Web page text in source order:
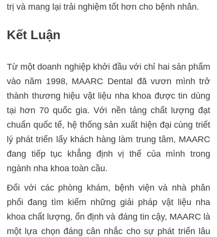
trị và mang lại trải nghiệm tốt hơn cho bệnh nhân.
Kết Luận
Từ một doanh nghiệp khởi đầu với chỉ hai sản phẩm
vào năm 1998, MAARC Dental đã vươn mình trở
thành thương hiệu vật liệu nha khoa được tin dùng
tại hơn 70 quốc gia. Với nền tảng chất lượng đạt
chuẩn quốc tế, hệ thống sản xuất hiện đại cùng triết
lý phát triển lấy khách hàng làm trung tâm, MAARC
đang tiếp tục khẳng định vị thế của mình trong
ngành nha khoa toàn cầu.
Đối với các phòng khám, bệnh viện và nhà phân
phối đang tìm kiếm những giải pháp vật liệu nha
khoa chất lượng, ổn định và đáng tin cậy, MAARC là
một lựa chọn đáng cân nhắc cho sự phát triển lâu